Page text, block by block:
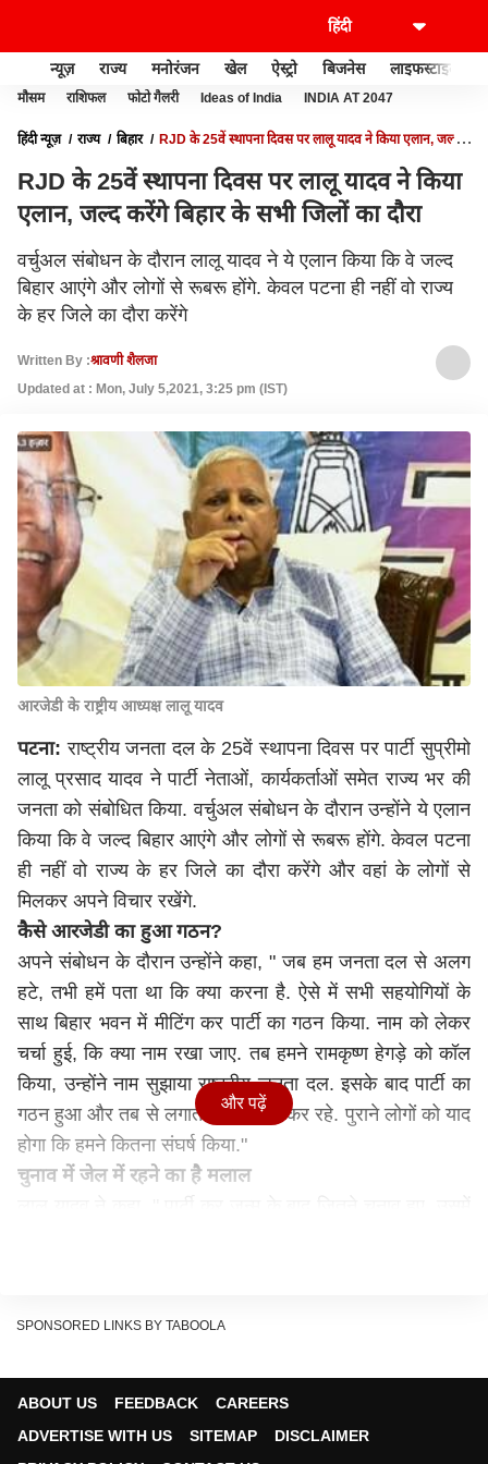
न्यूज़ राज्य मनोरंजन खेल ऐस्ट्रो बिजनेस लाइफस्टाइल
मौसम राशिफल फोटो गैलरी Ideas of India INDIA AT 2047
हिंदी न्यूज़ राज्य बिहार
RJD के 25वें स्थापना दिवस पर लालू यादव ने किया एलान, जल्द
RJD के 25वें स्थापना दिवस पर लालू यादव ने किया
एलान, जल्द करेंगे बिहार के सभी जिलों का दौरा
वर्चुअल संबोधन के दौरान लालू यादव ने ये एलान किया कि वे जल्द
बिहार आएंगे और लोगों से रूबरू होंगे. केवल पटना ही नहीं वो राज्य
के हर जिले का दौरा करेंगे
Written By :श्रावणी शैलजा
Updated at : Mon, July 5,2021, 3:25 pm (IST)
आरजेडी के राष्ट्रीय आध्यक्ष लालू यादव
पटना: राष्ट्रीय जनता दल के 25वें स्थापना दिवस पर पार्टी सुप्रीमो
लालू प्रसाद यादव ने पार्टी नेताओं, कार्यकर्ताओं समेत राज्य भर की
जनता को संबोधित किया. वर्चुअल संबोधन के दौरान उन्होंने ये एलान
किया कि वे जल्द बिहार आएंगे और लोगों से रूबरू होंगे. केवल पटना
ही नहीं वो राज्य के हर जिले का दौरा करेंगे और वहां के लोगों से
मिलकर अपने विचार रखेंगे.
कैसे आरजेडी का हुआ गठन?
अपने संबोधन के दौरान उन्होंने कहा, " जब हम जनता दल से अलग
हटे, तभी हमें पता था कि क्या करना है. ऐसे में सभी सहयोगियों के
साथ बिहार भवन में मीटिंग कर पार्टी का गठन किया. नाम को लेकर
चर्चा हुई, कि क्या नाम रखा जाए. तब हमने रामकृष्ण हेगड़े को कॉल
किया, उन्होंने नाम सुझाया राष्ट्रीय जनता दल. इसके बाद पार्टी का
गठन हुआ और तब से लगातार हम संघर्ष कर रहे. पुराने लोगों को याद
होगा कि हमने कितना संघर्ष किया."
चुनाव में जेल में रहने का है मलाल
लेंगे. आप घबराइए नहीं."
और पढ़ें
SPONSORED LINKS BY TABOOLA
ABOUT US FEEDBACK
CAREERS
ADVERTISE WITH US
SITEMAP
DISCLAIMER